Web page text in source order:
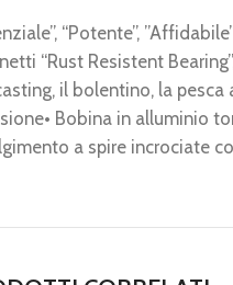
“Potente”,
“Rust Resistent
il bolentino, la pesca
Bobina in alluminio
a spire incrociate